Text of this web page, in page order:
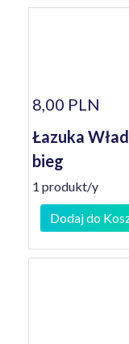
8,00 PLN
Łazuka
bieg
1 produkt/y
Dodaj do